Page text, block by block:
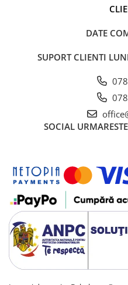
DATE
SUPORT CLIENTI
SOCIAL